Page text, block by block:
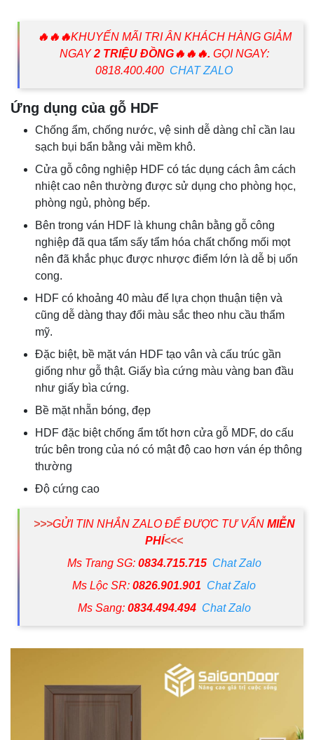
🔥🔥🔥KHUYẾN MÃI TRI ÂN KHÁCH HÀNG GIẢM
NGAY2 TRIỆU ĐỒNG🔥🔥🔥. GỌI NGAY:
0818.400.400 CHAT ZALO
Ứng dụng của gỗ HDF
Chống ẩm, chống nước, vệ sinh dễ dàng chỉ cần lau
sạch bụi bẩn bằng vải mềm khô.
Cửa gỗ công nghiệp HDF có tác dụng cách âm cách
nhiệt cao nên thường được sử dụng cho phòng học,
phòng ngủ, phòng bếp.
Bên trong ván HDF là khung chân bằng gỗ công
nghiệp đã qua tẩm sấy tẩm hóa chất chống mối mọt
nên đã khắc phục được nhược điểm lớn là dễ bị uốn
cong.
HDF có khoảng 40 màu để lựa chọn thuận tiện và
cũng dễ dàng thay đổi màu sắc theo nhu cầu thẩm
mỹ.
Đặc biệt, bề mặt ván HDF tạo vân và cấu trúc gần
giống như gỗ thật. Giấy bìa cứng màu vàng ban đầu
như giấy bìa cứng.
Bề mặt nhẵn bóng, đẹp
HDF đặc biệt chống ẩm tốt hơn cửa gỗ MDF, do cấu
trúc bên trong của nó có mật độ cao hơn ván ép thông
thường
Độ cứng cao
>>>GỬI TIN NHẮN ZALO ĐỂ ĐƯỢC TƯ VẤNMIỄN
PHÍ<<<
Ms Trang SG: 0834.715.715 Chat Zalo
Ms Lộc SR: 0826.901.901 Chat Zalo
Ms Sang: 0834.494.494 Chat Zalo